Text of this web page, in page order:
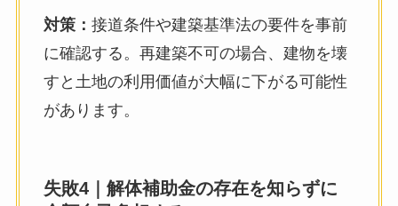
対策： 接道条件や建築基準法の要件を事前
に確認する。再建築不可の場合、建物を壊
すと土地の利用価値が大幅に下がる可能性
があります。
失敗4｜解体補助金の存在を知らずに